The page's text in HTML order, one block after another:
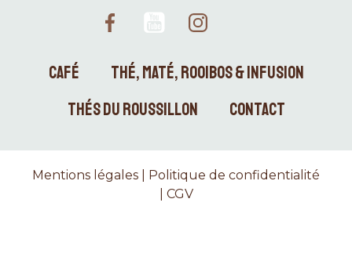
CAFÉ
THÉ, MATÉ, ROOIBOS & INFUSION
THÉS DU ROUSSILLON
CONTACT
Mentions légales
Politique de confidentialité
CGV